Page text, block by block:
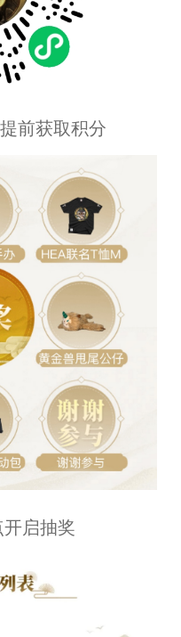
前获取积分
开启抽奖